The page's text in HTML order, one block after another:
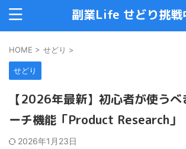
副業Life せどり挑戦
HOME > せどり >
せどり
【2026年最新】初心者が使う
ーチ機能「Product Research」
2026年1月23日